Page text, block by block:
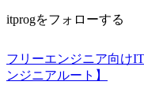
itprogをフォローする
フリーエンジニア向け
ンジニアルート】